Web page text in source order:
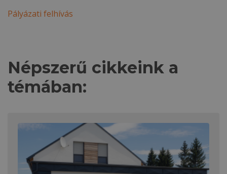
Pályázati felhívás
Népszerű cikkeink a
témában: